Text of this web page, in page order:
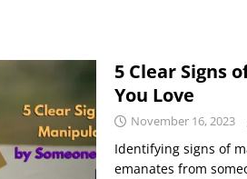
5 Clear Signs
You Love
November 16, 2023
Identifying signs of
emanates from